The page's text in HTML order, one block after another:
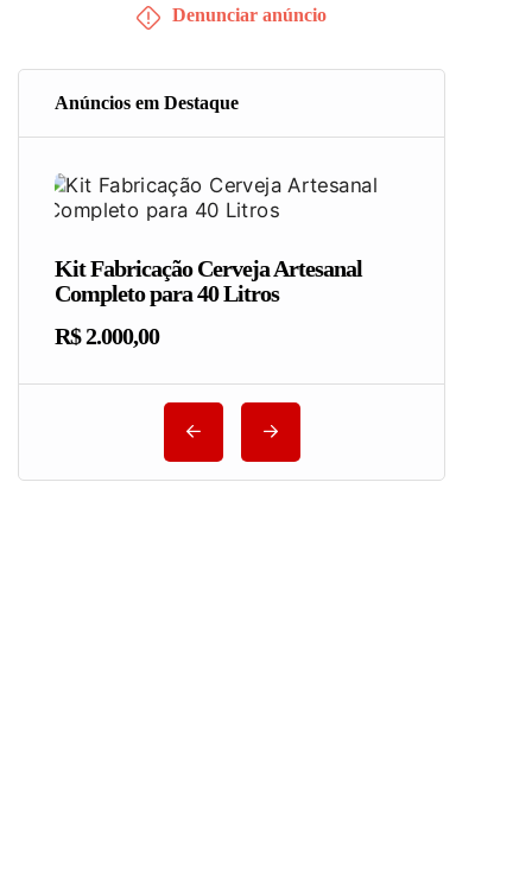
Denunciar anúncio
Anúncios em Destaque
Kit Fabricação Cerveja Artesanal
Completo para 40 Litros
R$ 2.000,00